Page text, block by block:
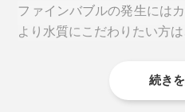
ファインバブルの発生には
より水質にこだわりたい方
続き